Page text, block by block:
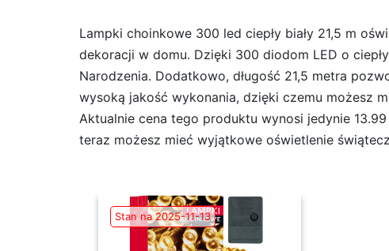
Lampki choinkowe 300 led ciepły biały 21,5 m
dekoracji w domu. Dzięki 300 diodom LED o
Narodzenia. Dodatkowo, długość 21,5 metra
wysoką jakość wykonania, dzięki czemu możesz
Aktualnie cena tego produktu wynosi jedynie
teraz możesz mieć wyjątkowe oświetlenie
Stan na 2025-11-13